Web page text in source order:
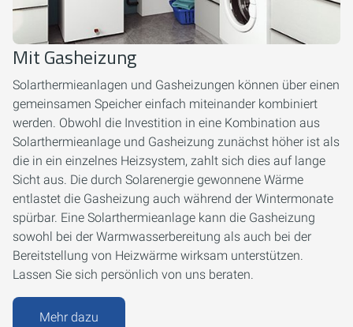
Mit Gasheizung
Solarthermieanlagen und Gasheizungen können über einen
gemeinsamen Speicher einfach miteinander kombiniert
werden. Obwohl die Investition in eine Kombination aus
Solarthermieanlage und Gasheizung zunächst höher ist als
die in ein einzelnes Heizsystem, zahlt sich dies auf lange
Sicht aus. Die durch Solarenergie gewonnene Wärme
entlastet die Gasheizung auch während der Wintermonate
spürbar. Eine Solarthermieanlage kann die Gasheizung
sowohl bei der Warmwasserbereitung als auch bei der
Bereitstellung von Heizwärme wirksam unterstützen.
Lassen Sie sich persönlich von uns beraten.
Mehr dazu